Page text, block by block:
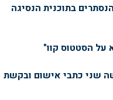
בתוכנית הנסיגה
על הסטטוס קוו"
שני כתבי אישום ובקשת